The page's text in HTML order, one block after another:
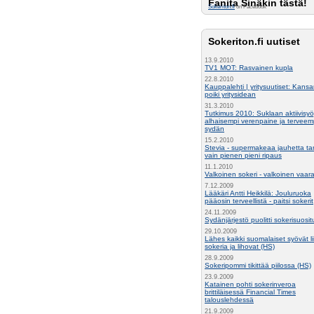
Fanita Sinäkin tästä!
Sokeriton.fion Facebook
Sokeriton.fi uutiset
13.9.2010
TV1 MOT: Rasvainen kupla
22.8.2010
Kauppalehti | yritysuutiset:
poiki yritysidean
31.3.2010
Tutkimus 2010: Suklaan
alhaisempi verenpaine ja
sydän
15.2.2010
Stevia - supermakeaa jauhetta
vain pienen pieni ripaus
11.1.2010
Valkoinen sokeri - valkoinen vaara
7.12.2009
Lääkäri Antti Heikkilä: Jouluruoka
pääosin terveellistä - paitsi sokerit
24.11.2009
Sydänjärjestö puolitti
29.10.2009
Lähes kaikki suomalaiset syövät
sokeria ja lihovat (HS)
28.9.2009
Sokeripommi tikittää piilossa (HS)
23.9.2009
Katainen pohti sokerinveroa
brittiläisessä Financial Times
talouslehdessä
21.9.2009